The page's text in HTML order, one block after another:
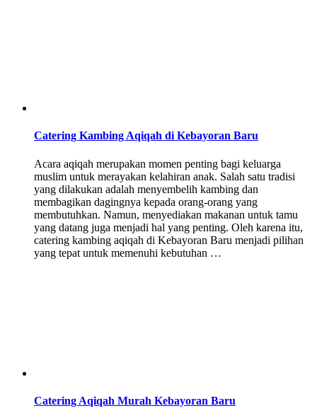
Catering Kambing Aqiqah di Kebayoran Baru
Acara aqiqah merupakan momen penting bagi keluarga
muslim untuk merayakan kelahiran anak. Salah satu tradisi
yang dilakukan adalah menyembelih kambing dan
membagikan dagingnya kepada orang-orang yang
membutuhkan. Namun, menyediakan makanan untuk tamu
yang datang juga menjadi hal yang penting. Oleh karena itu,
catering kambing aqiqah di Kebayoran Baru menjadi pilihan
yang tepat untuk memenuhi kebutuhan …
Catering Aqiqah Murah Kebayoran Baru